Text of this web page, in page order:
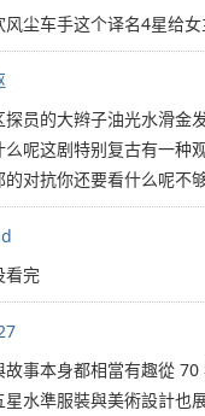
风尘车手这个译名4星给
探员的大辫子油光水滑金
么呢这剧特别复古有一种
的对抗你还要看什么呢不
看完
故事本身都相當有趣從
星水準服裝與美術設計也